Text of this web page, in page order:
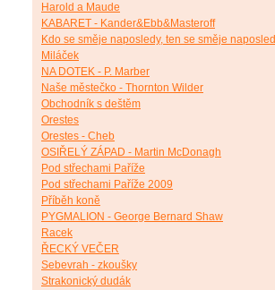
Harold a Maude
KABARET - Kander&Ebb&Masteroff
Kdo se směje naposledy, ten se směje naposled
Miláček
NA DOTEK - P. Marber
Naše městečko - Thornton Wilder
Obchodník s deštěm
Orestes
Orestes - Cheb
OSIŘELÝ ZÁPAD - Martin McDonagh
Pod střechami Paříže
Pod střechami Paříže 2009
Příběh koně
PYGMALION - George Bernard Shaw
Racek
ŘECKÝ VEČER
Sebevrah - zkoušky
Strakonický dudák